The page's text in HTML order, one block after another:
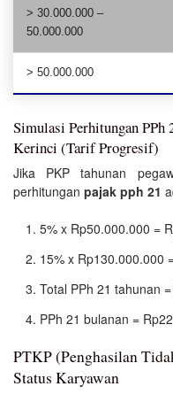
> 30.000.000 –
50.000.000
> 50.000.000
Simulasi Perhitungan PPh
Kerinci (Tarif Progresif)
Jika PKP tahunan
perhitungan pajak pph 21
5% x Rp50.000.000 =
15% x Rp130.000.000
Total PPh 21 tahunan
PPh 21 bulanan =
PTKP (Penghasilan
Status Karyawan